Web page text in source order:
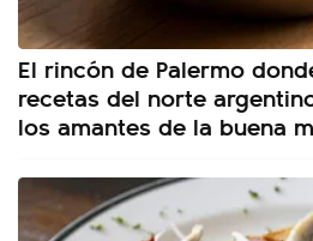
El rincón de Palermo
recetas del norte
los amantes de la buena